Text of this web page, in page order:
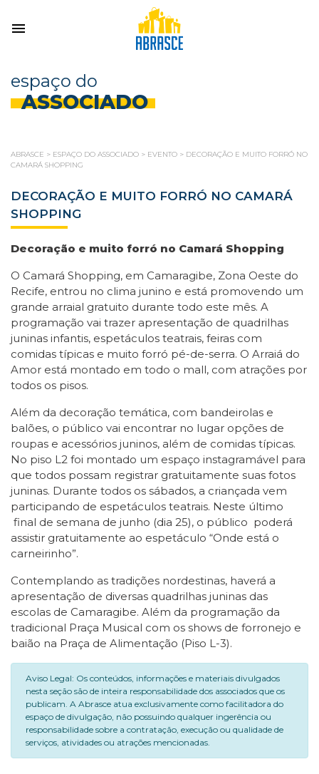
espaço do
ASSOCIADO
ABRASCE > ESPAÇO DO ASSOCIADO > EVENTO > DECORAÇÃO E MUITO FORRÓ NO
CAMARÁ SHOPPING
DECORAÇÃO E MUITO FORRÓ NO CAMARÁ
SHOPPING
Decoração e muito forró no Camará Shopping
O Camará Shopping, em Camaragibe, Zona Oeste do
Recife, entrou no clima junino e está promovendo um
grande arraial gratuito durante todo este mês. A
programação vai trazer apresentação de quadrilhas
juninas infantis, espetáculos teatrais, feiras com
comidas típicas e muito forró pé-de-serra. O Arraiá do
Amor está montado em todo o mall, com atrações por
todos os pisos.
Além da decoração temática, com bandeirolas e
balões, o público vai encontrar no lugar opções de
roupas e acessórios juninos, além de comidas típicas.
No piso L2 foi montado um espaço instagramável para
que todos possam registrar gratuitamente suas fotos
juninas. Durante todos os sábados, a criançada vem
participando de espetáculos teatrais. Neste último
final de semana de junho (dia 25), o público poderá
assistir gratuitamente ao espetáculo “Onde está o
carneirinho”.
Contemplando as tradições nordestinas, haverá a
apresentação de diversas quadrilhas juninas das
escolas de Camaragibe. Além da programação da
tradicional Praça Musical com os shows de forronejo e
baião na Praça de Alimentação (Piso L-3).
Aviso Legal: Os conteúdos, informações e materiais divulgados
nesta seção são de inteira responsabilidade dos associados que os
publicam. A Abrasce atua exclusivamente como facilitadora do
espaço de divulgação, não possuindo qualquer ingerência ou
responsabilidade sobre a contratação, execução ou qualidade de
serviços, atividades ou atrações mencionadas.